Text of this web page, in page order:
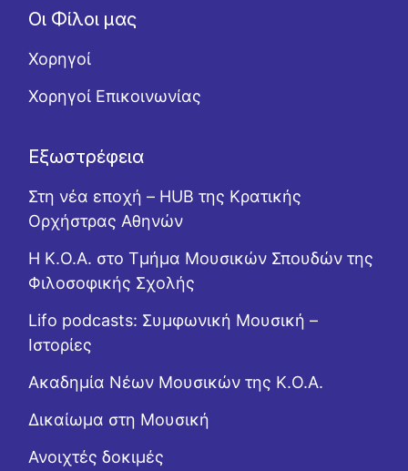
Οι Φίλοι μας
Χορηγοί
Χορηγοί Επικοινωνίας
Εξωστρέφεια
Στη νέα εποχή – HUB της Κρατικής
Ορχήστρας Αθηνών
Η Κ.Ο.Α. στο Τμήμα Μουσικών Σπουδών της
Φιλοσοφικής Σχολής
Lifo podcasts: Συμφωνική Μουσική –
Ιστορίες
Ακαδημία Νέων Μουσικών της Κ.Ο.Α.
Δικαίωμα στη Μουσική
Ανοιχτές δοκιμές